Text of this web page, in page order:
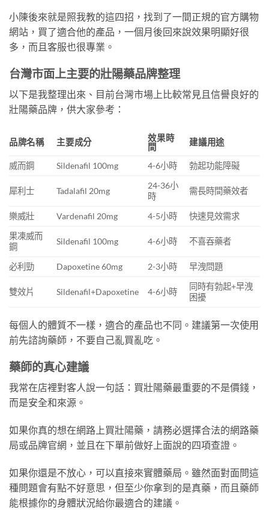
小陳後來就是照我教的這四招，找到了一間正規的官方購物
網站，買了適合他的產品，一個月後回來說效果明顯好很
多，而且客服也很專業。
台灣市面上主要的壯陽藥品牌整理
以下是我整理出來、目前台灣市場上比較常見且信譽良好的
壯陽藥品牌，供大家參考：
品牌名稱 主要成分
效果時
間
建議用途
威而鋼 Sildenafil 100mg 4-6小時 勃起功能障礙
犀利士 Tadalafil 20mg
24-36小
時
需長時間藥效者
樂威壯 Vardenafil 20mg 4-5小時
快速見效需求
果凍威而
鋼
Sildenafil 100mg 4-6小時 不喜吞藥者
必利勁 Dapoxetine 60mg 2-3小時 早洩問題
雙效片 Sildenafil+Dapoxetine 4-6小時
同時有勃起+早洩
困擾
每個人的體質不一樣，適合的產品也不同。建議第一次使用
前先諮詢藥師，不要自己亂買亂吃。
藥師的真心建議
我常在店裡對客人說一句話：買壯陽藥最重要的不是價錢，
而是安全和來源。
如果你真的想在網路上買壯陽藥，請務必選擇合法的網路藥
局或品牌官網，並且在下單前做好上面說的四項查證。
如果你還是不放心，可以直接來實體藥局。雖然面對面問這
種問題會有點不好意思，但至少你拿到的是真藥，而且藥師
能根據你的身體狀況給你最適合的建議。